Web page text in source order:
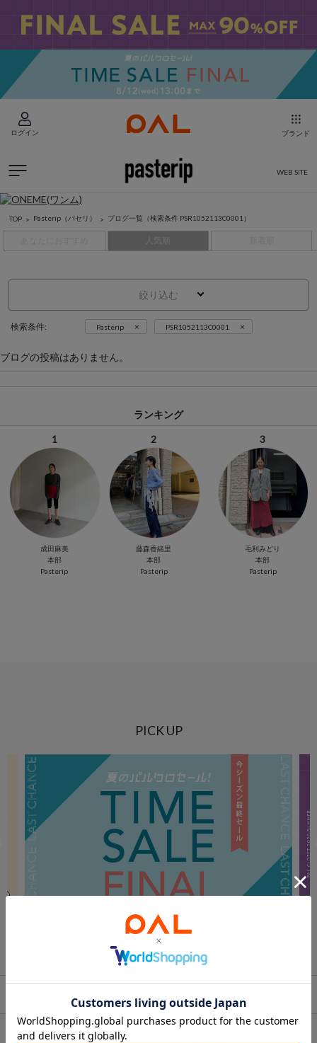
ログイン ブランド
WEB SITE
TOP Pasterip（パセリ） ブログ一覧 （検索条件 PSR1052113C0001）
人気順
絞り込む
検索条件: Pasterip × PSR1052113C0001 ×
ブログの投稿はありません。
ランキング
1
成田麻美
本部
Pasterip
2
藤森香緒里
本部
Pasterip
3
毛利みどり
本部
Pasterip
PICK UP
ショップブログ